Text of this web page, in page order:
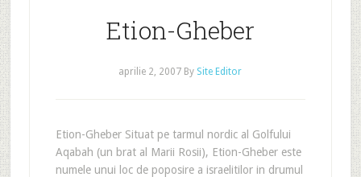
Etion-Gheber
aprilie 2, 2007 By Site Editor
Etion-Gheber Situat pe tarmul nordic al Golfului
Aqabah (un brat al Marii Rosii), Etion-Gheber este
numele unui loc de poposire a israelitilor in drumul